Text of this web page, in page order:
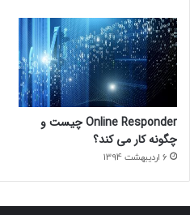
Online Responder چیست و
چگونه کار می کند؟
6 اردیبهشت 1394